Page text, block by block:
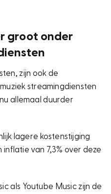
groot onder
zijn ook de
streamingdiensten
allemaal duurder
lagere kostenstijging
van 7,3% over deze
als Youtube Music zijn de